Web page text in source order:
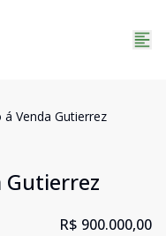
Venda Gutierrez
Gutierrez
R$ 900.000,00